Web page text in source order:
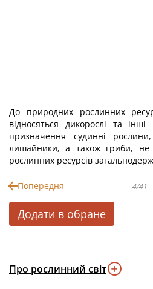
До природних рослинних
відносяться дикорослі та інші
призначення судинні рослини,
лишайники, а також гриби, не
рослинних ресурсів
Попередня 4/41
Додати в обране
Про рослинний світ